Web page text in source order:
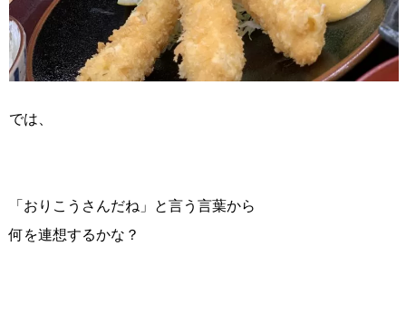
では、
「おりこうさんだね」と言う言葉から
何を連想するかな？